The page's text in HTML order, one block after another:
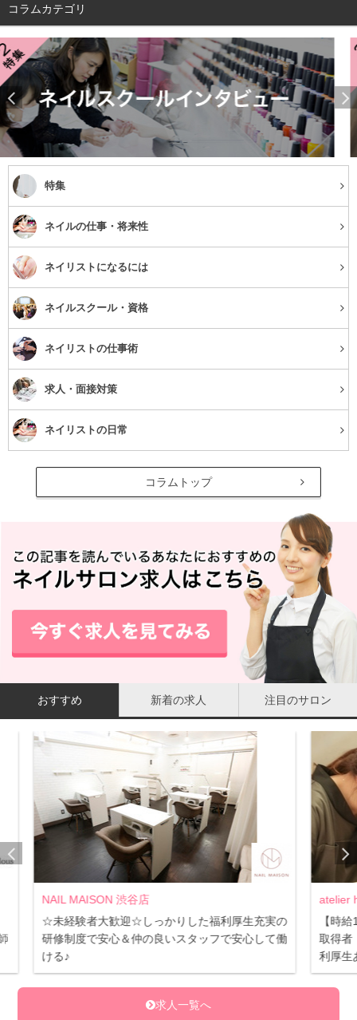
コラムカテゴリ
特集
ネイルの仕事・将来性
ネイリストになるには
ネイルスクール・資格
ネイリストの仕事術
求人・面接対策
ネイリストの日常
コラムトップ
おすすめ 新着の求人 注目のサロン
て働
atelier haruka ルミネ横浜店
【時給1,040円～】駅近サロンで通勤楽々◎3級
取得者・サロン未経験者OK・充実の研修制度:福
利厚生あり◎
I-
求人一覧へ